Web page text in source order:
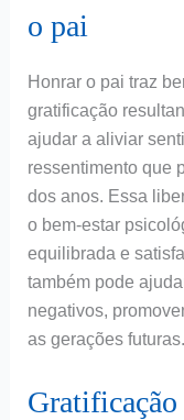
o pai
Honrar o pai traz
gratificação
ajudar a aliviar
ressentimento que
dos anos. Essa
o bem-estar
equilibrada e
também pode
negativos,
as gerações futuras.
Gratificação